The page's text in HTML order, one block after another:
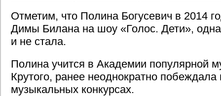
Отметим, что Полина Богусевич в 2014
Димы Билана на шоу «Голос. Дети»,
и не стала.
Полина учится в Академии популярной
Крутого, ранее неоднократно побеждала
музыкальных конкурсах.